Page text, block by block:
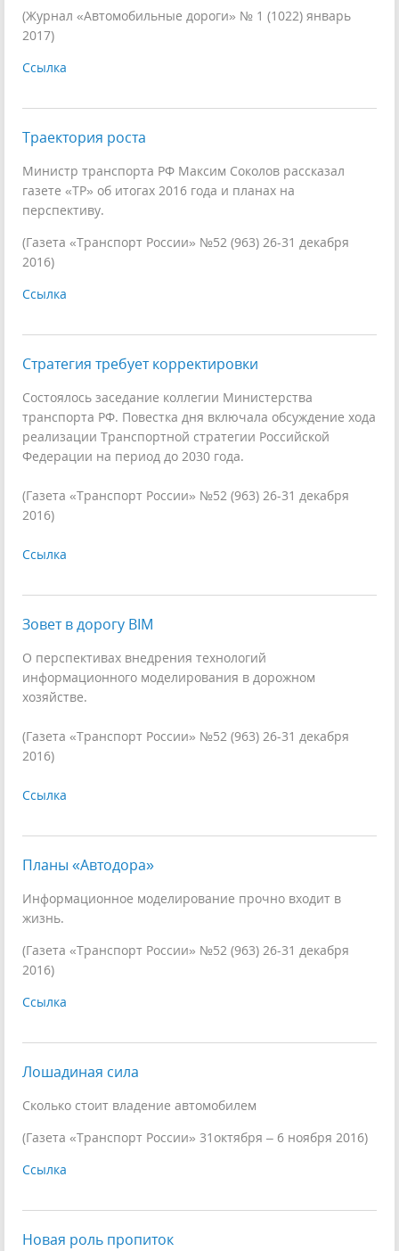
(Журнал «Автомобильные дороги» № 1 (1022) январь
2017)
Ссылка
Траектория роста
Министр транспорта РФ Максим Соколов рассказал
газете «ТР» об итогах 2016 года и планах на
перспективу.
(Газета «Транспорт России» №52 (963) 26-31 декабря
2016)
Ссылка
Стратегия требует корректировки
Состоялось заседание коллегии Министерства
транспорта РФ. Повестка дня включала обсуждение хода
реализации Транспортной стратегии Российской
Федерации на период до 2030 года.
(Газета «Транспорт России» №52 (963) 26-31 декабря
2016)
Ссылка
Зовет в дорогу BIM
О перспективах внедрения технологий
информационного моделирования в дорожном
хозяйстве.
(Газета «Транспорт России» №52 (963) 26-31 декабря
2016)
Ссылка
Планы «Автодора»
Информационное моделирование прочно входит в
жизнь.
(Газета «Транспорт России» №52 (963) 26-31 декабря
2016)
Ссылка
Лошадиная сила
Сколько стоит владение автомобилем
(Газета «Транспорт России» 31октября – 6 ноября 2016)
Ссылка
Новая роль пропиток